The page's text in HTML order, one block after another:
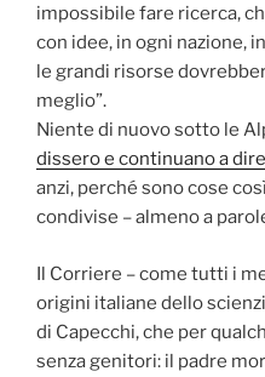
impossibile fare ricerca,
con idee, in ogni nazione,
le grandi risorse
meglio”.
Niente di nuovo sotto le
dissero e continuano a dire
anzi, perché sono cose
condivise – almeno a
Il Corriere – come tutti i
origini italiane dello
di Capecchi, che per
senza genitori: il padre